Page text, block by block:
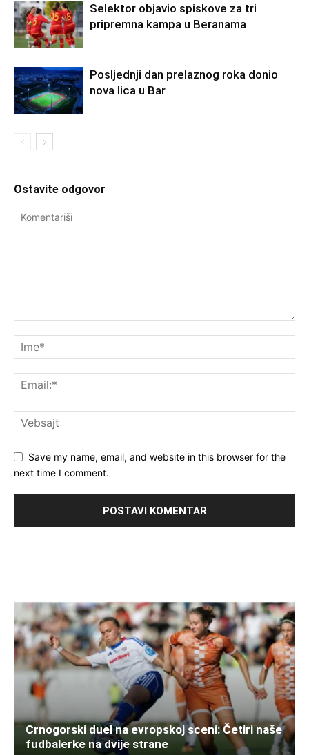
Selektor objavio spiskove za tri
pripremna kampa u Beranama
Posljednji dan prelaznog roka donio
nova lica u Bar
Ostavite odgovor
Save my name, email, and website in this browser for the
next time I comment.
Crnogorski duel na evropskoj sceni: Četiri naše
fudbalerke na dvije strane